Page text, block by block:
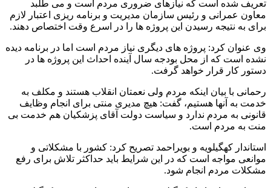
تعریف شده است که نیازهای ضروری مردم است و می طلبد
معاون عمرانی و رئیس سازمان مدیریت و برنامه ریزی اعتبار لازم
برای به نتیجه رسیدن این پروژه ها را در اسرع وقت اختصاص دهند.
وی عنوان کرد: پروژه های دیگری نیاز مردم است اما در برنامه دیده
نشده است که از محل بودجه سال آینده احداث این پروژه ها در
دستور کار قرار خواهد گرفت.
رحمانی با بیان اینکه مردم ولی نعمتان انقلاب هستند و مکلف به
خدمت به آنها هستیم، گفت: هیچ مدیری منتی برای انجام وظایف
قانونی به مردم ندارد و سیاست دولت آقای پزشکیان هم خدمت بی
منت به مردم است.
استاندار کهگیلویه و بویراحمد تصریح کرد: کشور با مشکلاتی و
موانعی مواجه است که در این شرایط باید حداکثر تلاش برای رفع
مشکلات مردم انجام شود.